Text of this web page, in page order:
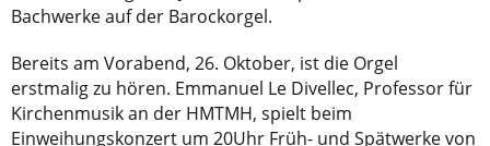
Bachwerke auf der Barockorgel.
Bereits am Vorabend, 26. Oktober, ist die Orgel
erstmalig zu hören. Emmanuel Le Divellec, Professor für
Kirchenmusik an der HMTMH, spielt beim
Einweihungskonzert um 20Uhr Früh- und Spätwerke von